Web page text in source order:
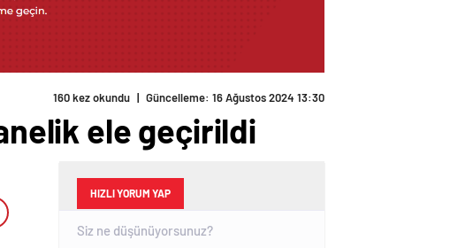
160 kez okundu | Güncelleme: 16 Ağustos 2024 13:30
ele geçirildi
HIZLI YORUM YAP